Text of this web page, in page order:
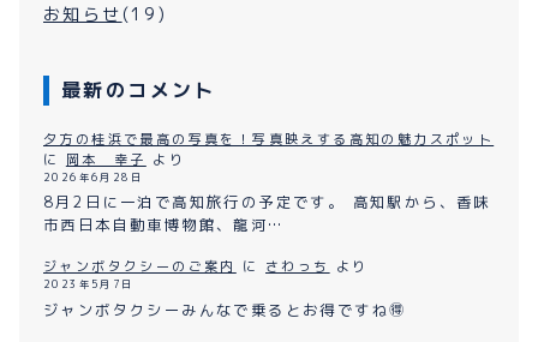
お知らせ (19)
最新のコメント
夕方の桂浜で最高の写真を！写真映えする高知の魅力スポット
に 岡本 幸子 より
2026年6月28日
8月2日に一泊で高知旅行の予定です。 高知駅から、香味
市西日本自動車博物館、龍河…
ジャンボタクシーのご案内 に さわっち より
2023年5月7日
ジャンボタクシーみんなで乗るとお得ですね🉐